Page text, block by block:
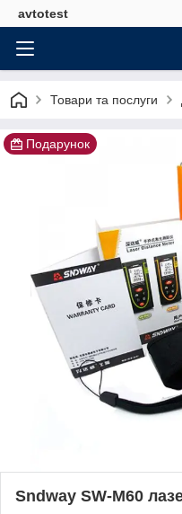
avtotest
Товари та послуги
Подарунок
Sndway SW-M60